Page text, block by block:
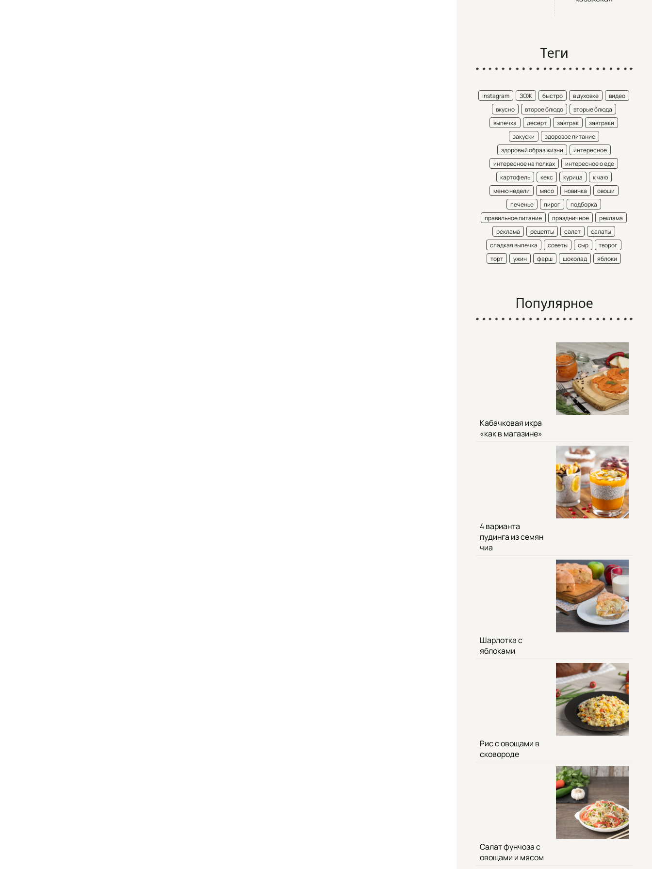
Теги
instagram ЗОЖ быстро в духовке
видео
вкусно
второе блюдо
вторые блюда
выпечка
десерт завтрак
завтраки
закуски
здоровое питание
здоровый образ жизни
интересное
интересное на полках
интересное о еде
картофель
кекс курица
к чаю
меню недели
мясо новинка
овощи
печенье
пирог
подборка
правильное питание
праздничное
реклама
реклама
рецепты салат
салаты
сладкая выпечка
советы сыр
творог
торт
ужин фарш шоколад яблоки
Популярное
Кабачковая икра
«как в магазине»
4 варианта
пудинга из семян
чиа
Шарлотка с
яблоками
Рис с овощами в
сковороде
Салат фунчоза с
овощами и мясом